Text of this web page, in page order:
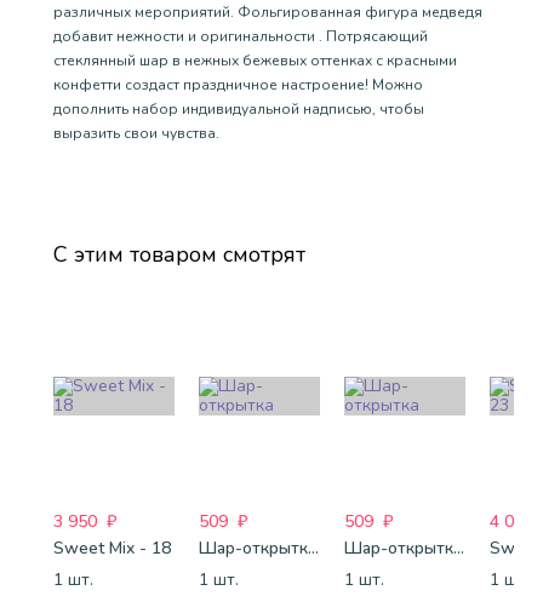
различных мероприятий. Фольгированная фигура медведя
добавит нежности и оригинальности . Потрясающий
стеклянный шар в нежных бежевых оттенках с красными
конфетти создаст праздничное настроение! Можно
дополнить набор индивидуальной надписью, чтобы
выразить свои чувства.
С этим товаром смотрят
3 950 ₽
Sweet Mix - 18
1 шт.
509 ₽
Шар-открытка "Сердце" (45 см) - 2
1 шт.
509 ₽
Шар-открытка "Звезда" (45 см) - 1
1 шт.
4 088
1 шт.